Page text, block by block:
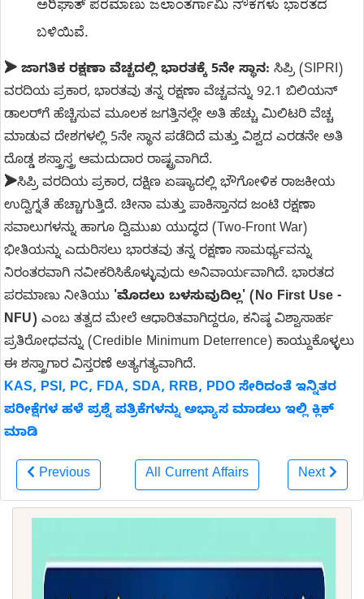
ಬಳಿಯಿವೆ.
➤ ಜಾಗತಿಕ ರಕ್ಷಣಾ ವೆಚ್ಚದಲ್ಲಿ ಭಾರತಕ್ಕೆ 5ನೇ ಸ್ಥಾನ: ಸಿಪ್ರಿ (SIPRI)
ವರದಿಯ ಪ್ರಕಾರ, ಭಾರತವು ತನ್ನ ರಕ್ಷಣಾ ವೆಚ್ಚವನ್ನು 92.1 ಬಿಲಿಯನ್
ಡಾಲರ್‌ಗೆ ಹೆಚ್ಚಿಸುವ ಮೂಲಕ ಜಗತ್ತಿನಲ್ಲೇ ಅತಿ ಹೆಚ್ಚು ಮಿಲಿಟರಿ ವೆಚ್ಚ
ಮಾಡುವ ದೇಶಗಳಲ್ಲಿ 5ನೇ ಸ್ಥಾನ ಪಡೆದಿದೆ ಮತ್ತು ವಿಶ್ವದ ಎರಡನೇ ಅತಿ
ದೊಡ್ಡ ಶಸ್ತ್ರಾಸ್ತ್ರ ಆಮದುದಾರ ರಾಷ್ಟ್ರವಾಗಿದೆ.
➤ಸಿಪ್ರಿ ವರದಿಯ ಪ್ರಕಾರ, ದಕ್ಷಿಣ ಏಷ್ಯಾದಲ್ಲಿ ಭೌಗೋಳಿಕ ರಾಜಕೀಯ
ಉದ್ವಿಗ್ನತೆ ಹೆಚ್ಚಾಗುತ್ತಿದೆ. ಚೀನಾ ಮತ್ತು ಪಾಕಿಸ್ತಾನದ ಜಂಟಿ ರಕ್ಷಣಾ
ಸವಾಲುಗಳನ್ನು ಹಾಗೂ ದ್ವಿಮುಖ ಯುದ್ಧದ (Two-Front War)
ಭೀತಿಯನ್ನು ಎದುರಿಸಲು ಭಾರತವು ತನ್ನ ರಕ್ಷಣಾ ಸಾಮರ್ಥ್ಯವನ್ನು
ನಿರಂತರವಾಗಿ ನವೀಕರಿಸಿಕೊಳ್ಳುವುದು ಅನಿವಾರ್ಯವಾಗಿದೆ. ಭಾರತದ
ಪರಮಾಣು ನೀತಿಯು 'ಮೊದಲು ಬಳಸುವುದಿಲ್ಲ' (No First Use -
NFU) ಎಂಬ ತತ್ವದ ಮೇಲೆ ಆಧಾರಿತವಾಗಿದ್ದರೂ, ಕನಿಷ್ಠ ವಿಶ್ವಾಸಾರ್ಹ
ಪ್ರತಿರೋಧವನ್ನು (Credible Minimum Deterrence) ಕಾಯ್ದುಕೊಳ್ಳಲು
ಈ ಶಸ್ತ್ರಾಗಾರ ವಿಸ್ತರಣೆ ಅತ್ಯಗತ್ಯವಾಗಿದೆ.
KAS, PSI, PC, FDA, SDA, RRB, PDO ಸೇರಿದಂತೆ ಇನ್ನಿತರ
ಪರೀಕ್ಷೆಗಳ ಹಳೆ ಪ್ರಶ್ನೆ ಪತ್ರಿಕೆಗಳನ್ನು ಅಭ್ಯಾಸ ಮಾಡಲು ಇಲ್ಲಿ ಕ್ಲಿಕ್
ಮಾಡಿ
Previous All Current Affairs Next